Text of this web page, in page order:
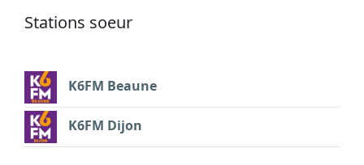
Stations soeur
K6FM Beaune
K6FM Dijon